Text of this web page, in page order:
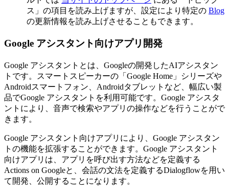
ス」の項目を読み上げますが、設定により特定の Blog
の更新情報を読み上げさせることもできます。
Google アシスタント向けアプリ開発
Google アシスタントとは、Googleの開発したAIアシスタン
トです。スマートスピーカーの「Google Home」シリーズや
Androidスマートフォン、Androidタブレットなど、幅広い製
品でGoogle アシスタントを利用可能です。Google アシスタ
ントにより、音声で検索やアプリの操作などを行うことがで
きます。
Google アシスタント向けアプリにより、Google アシスタン
トの機能を拡張することができます。Google アシスタント
向けアプリは、アプリを呼び出す方法などを定義する
Actions on Googleと、会話の文法を定義するDialogflowを用い
て開発、公開することになります。